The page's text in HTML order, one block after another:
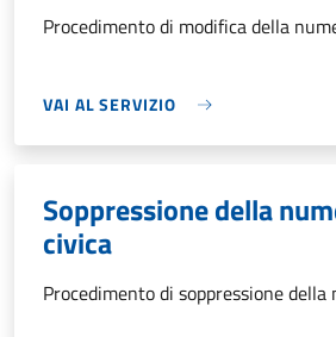
Procedimento di modifica della
VAI AL SERVIZIO
Soppressione della
civica
Procedimento di soppressione